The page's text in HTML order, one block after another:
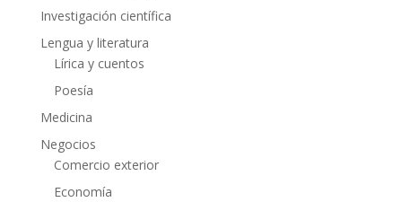
Investigación científica
Lengua y literatura
Lírica y cuentos
Poesía
Medicina
Negocios
Comercio exterior
Economía